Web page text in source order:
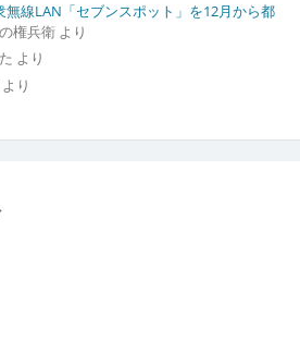
無線LAN「セブンスポット」を12月から都
権兵衛より
より
より